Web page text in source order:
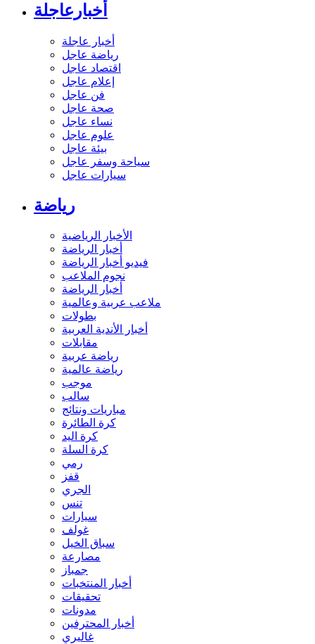
أخبارعاجلة
أخبار عاجلة
رياضة عاجل
اقتصاد عاجل
إعلام عاجل
فن عاجل
صحة عاجل
نساء عاجل
علوم عاجل
بيئة عاجل
سياحة وسفر عاجل
سيارات عاجل
رياضة
الأخبار الرياضية
أخبار الرياضة
فيديو أخبار الرياضة
نجوم الملاعب
أخبار الرياضة
ملاعب عربية وعالمية
بطولات
أخبار الأندية العربية
مقابلات
رياضة عربية
رياضة عالمية
موجب
سالب
مباريات ونتائج
كرة الطائرة
كرة اليد
كرة السلة
رمي
قفز
الجري
تنس
سيارات
غولف
سباق الخيل
مصارعة
جمباز
أخبار المنتخبات
تحقيقات
مدونات
أخبار المحترفين
غاليري